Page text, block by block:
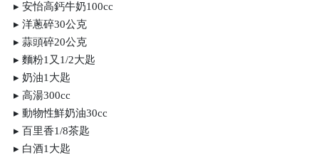
安怡高鈣牛奶100cc
洋蔥碎30公克
蒜頭碎20公克
麵粉1又1/2大匙
奶油1大匙
高湯300cc
動物性鮮奶油30cc
百里香1/8茶匙
白酒1大匙